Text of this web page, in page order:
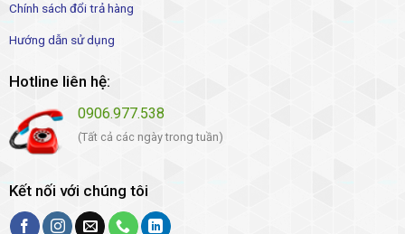
Chính sách đổi trả hàng
Hướng dẫn sử dụng
Hotline liên hệ:
0906.977.538
(Tất cả các ngày trong tuần)
Kết nối với chúng tôi